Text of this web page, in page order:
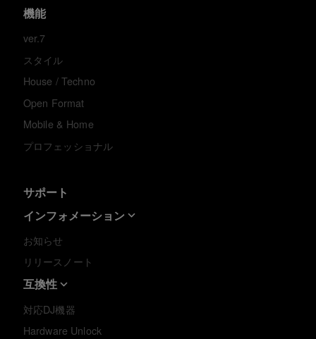
機能
ver.7
スタイル
House / Techno
Open Format
Mobile & Home
プロフェッショナル
サポート
インフォメーション
お知らせ
リリースノート
互換性
対応DJ機器
Hardware Unlock